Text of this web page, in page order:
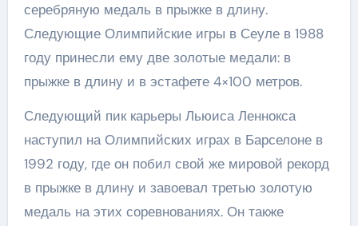
серебряную медаль в прыжке в длину.
Следующие Олимпийские игры в Сеуле в 1988
году принесли ему две золотые медали: в
прыжке в длину и в эстафете 4×100 метров.
Следующий пик карьеры Льюиса Леннокса
наступил на Олимпийских играх в Барселоне в
1992 году, где он побил свой же мировой рекорд
в прыжке в длину и завоевал третью золотую
медаль на этих соревнованиях. Он также